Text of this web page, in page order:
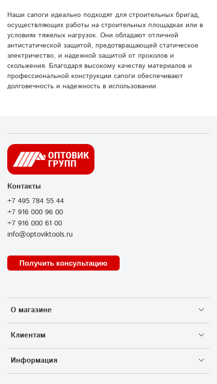
Наши сапоги идеально подходят для строительных бригад,
осуществляющих работы на строительных площадках или в
условиях тяжелых нагрузок. Они обладают отличной
антистатической защитой, предотвращающей статическое
электричество, и надежной защитой от проколов и
скольжения. Благодаря высокому качеству материалов и
профессиональной конструкции сапоги обеспечивают
долговечность и надежность в использовании.
О магазине
Клиентам
Информация
Контакты
+7 495 784 55 44
+7 916 000 96 00
+7 916 000 61 00
info@optoviktools.ru
Получить консультацию